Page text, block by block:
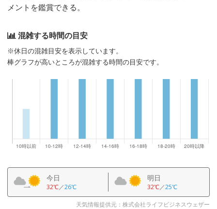
メントを鑑賞できる。
混雑する時間の目安
※休日の混雑目安を表示しています。
棒グラフが高いところが混雑する時間の目安です。
今日
32℃／26℃
明日
32℃／25℃
天気情報提供元：株式会社ライフビジネスウェザー